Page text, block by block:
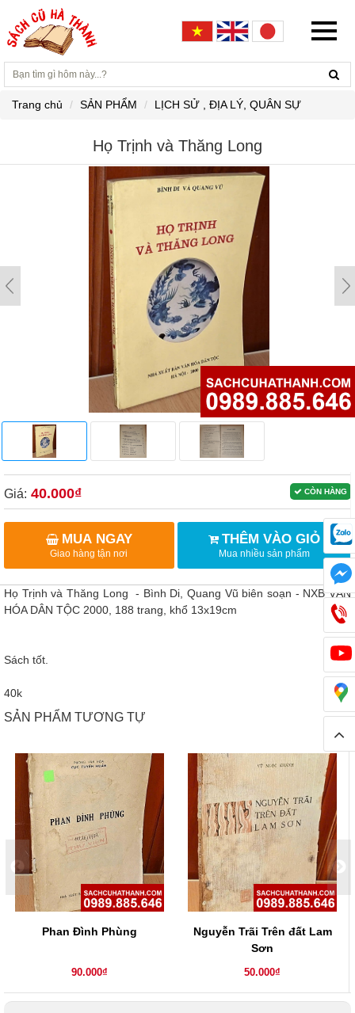
Trang chủ SẢN PHẨM LỊCH SỬ , ĐỊA LÝ, QUÂN SỰ
Họ Trịnh và Thăng Long
CÒN HÀNG
Giá: 40.000₫
MUA NGAY
Giao hàng tận nơi
THÊM VÀO GIỎ
Mua nhiều sản phẩm
Họ Trịnh và Thăng Long - Bình Di, Quang Vũ biên soạn - NXB VĂN
HÓA DÂN TỘC 2000, 188 trang, khổ 13x19cm
Sách tốt.
40k
SẢN PHẨM TƯƠNG TỰ
Phan Đình Phùng
90.000₫
Nguyễn Trãi Trên đất Lam
Sơn
50.000₫